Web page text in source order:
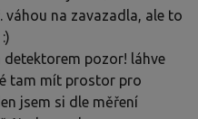
váhou na zavazadla, ale to
pozor! láhve
tam mít prostor pro
jsem si dle měření